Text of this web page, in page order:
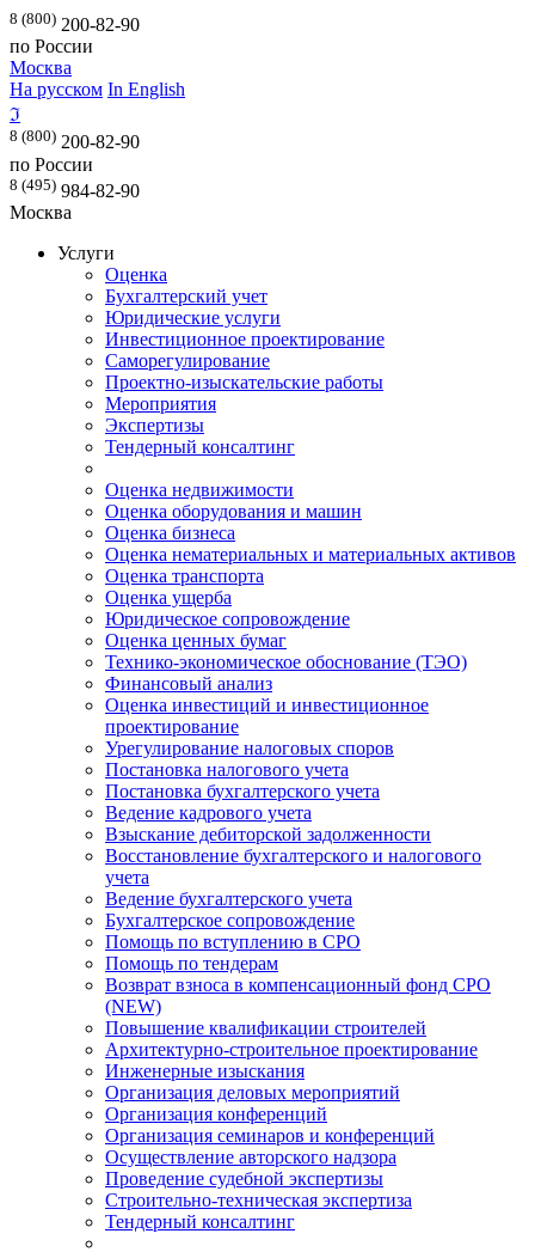
8 (800) 200-82-90
по России
Москва
На русском In English
ℑ
8 (800) 200-82-90
по России
8 (495) 984-82-90
Москва
Услуги
Оценка
Бухгалтерский учет
Юридические услуги
Инвестиционное проектирование
Саморегулирование
Проектно-изыскательские работы
Мероприятия
Экспертизы
Тендерный консалтинг
Оценка недвижимости
Оценка оборудования и машин
Оценка бизнеса
Оценка нематериальных и материальных активов
Оценка транспорта
Оценка ущерба
Юридическое сопровождение
Оценка ценных бумаг
Технико-экономическое обоснование (ТЭО)
Финансовый анализ
Оценка инвестиций и инвестиционное
проектирование
Урегулирование налоговых споров
Постановка налогового учета
Постановка бухгалтерского учета
Ведение кадрового учета
Взыскание дебиторской задолженности
Восстановление бухгалтерского и налогового
учета
Ведение бухгалтерского учета
Бухгалтерское сопровождение
Помощь по вступлению в СРО
Помощь по тендерам
Возврат взноса в компенсационный фонд СРО
(NEW)
Повышение квалификации строителей
Архитектурно-строительное проектирование
Инженерные изыскания
Организация деловых мероприятий
Организация конференций
Организация семинаров и конференций
Осуществление авторского надзора
Проведение судебной экспертизы
Строительно-техническая экспертиза
Тендерный консалтинг